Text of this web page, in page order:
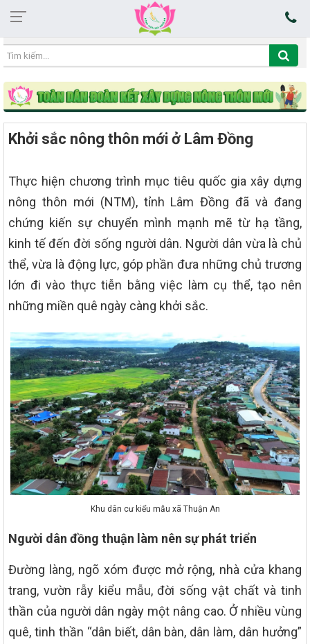
14:01:29 07/08/2026
Khởi sắc nông thôn mới ở Lâm Ðồng
Thực hiện chương trình mục tiêu quốc gia xây dựng
nông thôn mới (NTM), tỉnh Lâm Đồng đã và đang
chứng kiến sự chuyển mình mạnh mẽ từ hạ tầng,
kinh tế đến đời sống người dân. Người dân vừa là chủ
thể, vừa là động lực, góp phần đưa những chủ trương
lớn đi vào thực tiễn bằng việc làm cụ thể, tạo nên
những miền quê ngày càng khởi sắc.
Khu dân cư kiểu mẫu xã Thuận An
Người dân đồng thuận làm nên sự phát triển
Đường làng, ngõ xóm được mở rộng, nhà cửa khang
trang, vườn rẫy kiểu mẫu, đời sống vật chất và tinh
thần của người dân ngày một nâng cao. Ở nhiều vùng
quê, tinh thần “dân biết, dân bàn, dân làm, dân hưởng”